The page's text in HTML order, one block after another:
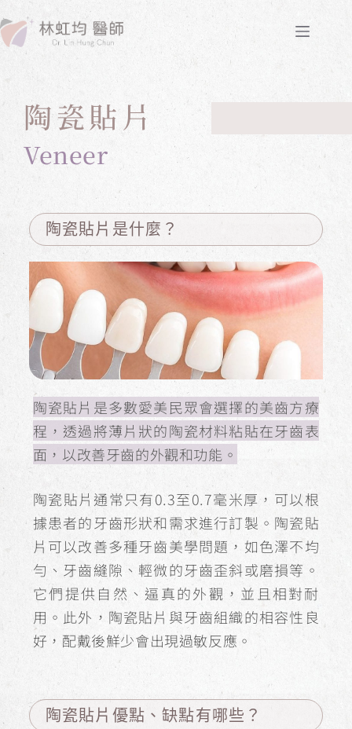
陶瓷貼片
Veneer
陶瓷貼片是什麼？
陶瓷貼片是多數愛美民眾會選擇的美齒方療
程，透過將薄片狀的陶瓷材料粘貼在牙齒表
面，以改善牙齒的外觀和功能。
陶瓷貼片通常只有0.3至0.7毫米厚，可以根
據患者的牙齒形狀和需求進行訂製。陶瓷貼
片可以改善多種牙齒美學問題，如色澤不均
勻、牙齒縫隙、輕微的牙齒歪斜或磨損等。
它們提供自然、逼真的外觀，並且相對耐
用。此外，陶瓷貼片與牙齒組織的相容性良
好，配戴後鮮少會出現過敏反應。
陶瓷貼片優點、缺點有哪些？